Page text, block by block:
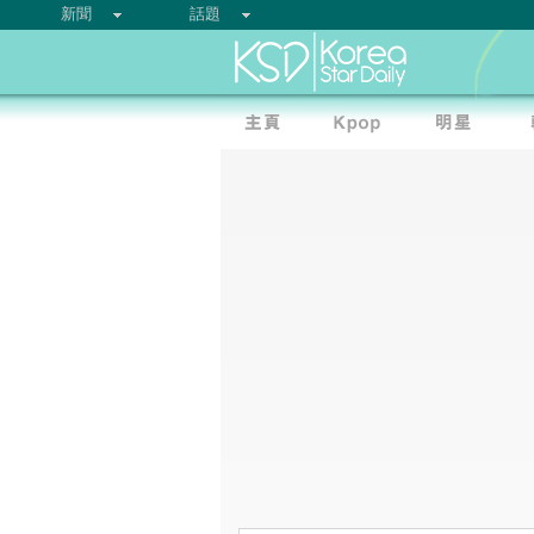
新聞 話題